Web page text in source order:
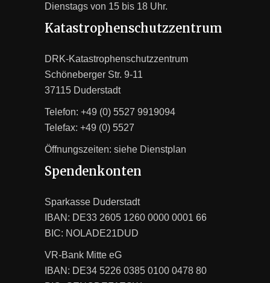
Dienstags von 15 bis 18 Uhr.
Katastrophenschutzzentrum
DRK-Katastrophenschutzzentrum
Schöneberger Str. 9-11
37115 Duderstadt
Telefon: +49 (0) 5527 9919094
Telefax: +49 (0) 5527
Öffnungszeiten: siehe Dienstplan
Spendenkonten
Sparkasse Duderstadt
IBAN: DE33 2605 1260 0000 0001 66
BIC: NOLADE21DUD
VR-Bank Mitte eG
IBAN: DE34 5226 0385 0100 0478 80